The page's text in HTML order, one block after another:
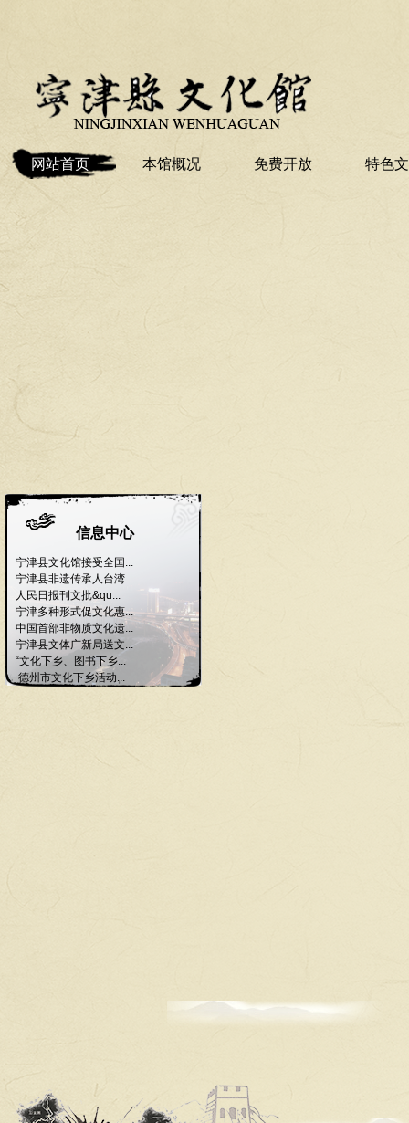
网站首页 本馆概况 免费开放 特色
信息中心
宁津县文化馆接受全国...
宁津县非遗传承人台湾...
人民日报刊文批&qu...
宁津多种形式促文化惠...
中国首部非物质文化遗...
宁津县文体广新局送文...
“文化下乡、图书下乡...
德州市文化下乡活动...